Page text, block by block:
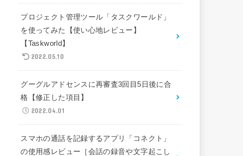
プロジェクト管理ツール「タスクワールド」
を使ってみた【使い心地レビュー】
【Taskworld】
2022.05.10
グーグルアドセンスに再審査3回目5日後に合
格【修正した項目】
2022.04.01
スマホの通話を記録するアプリ「コネクト」
の使用感レビュー［会話の録音や文字起こし